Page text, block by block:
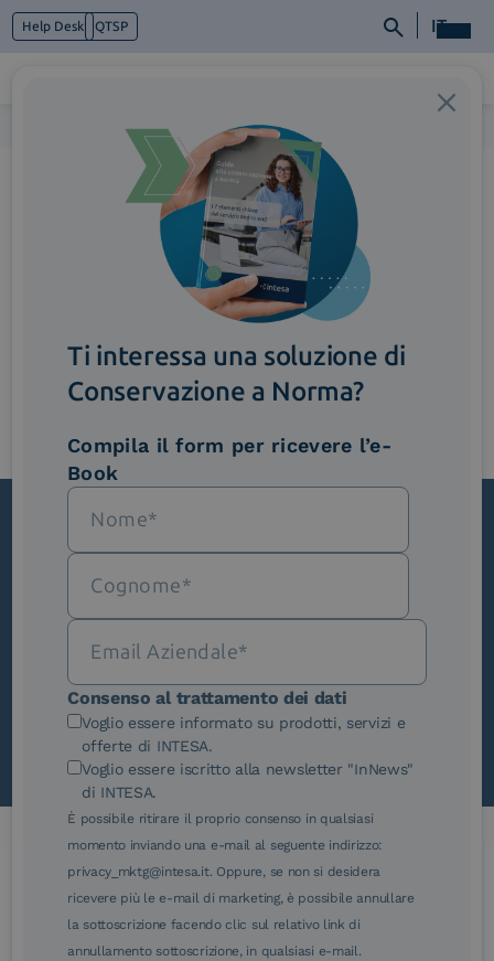
Help Desk QTSP IT
Cosa facciamo
Immagine_Gaming
Iscriviti alla newsletter
Novità, iniziative ed eventi dal mondo della
trasformazione digitale.
Scopri InNews
Le nostre certificazioni
Ti interessa una soluzione di
Conservazione a Norma?
Compila il form per ricevere l’e-
Book
Consenso al trattamento dei dati
Voglio essere informato su prodotti, servizi e
offerte di INTESA.
Voglio essere iscritto alla newsletter "InNews"
di INTESA.
È possibile ritirare il proprio consenso in qualsiasi
momento inviando una e-mail al seguente indirizzo:
privacy_mktg@intesa.it. Oppure, se non si desidera
ricevere più le e-mail di marketing, è possibile annullare
la sottoscrizione facendo clic sul relativo link di
annullamento sottoscrizione, in qualsiasi e-mail.